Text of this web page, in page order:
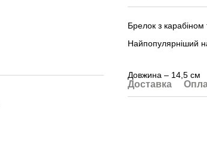
Брелок з карабіном
Найпопулярніший
Довжина – 14,5 см
Доставка